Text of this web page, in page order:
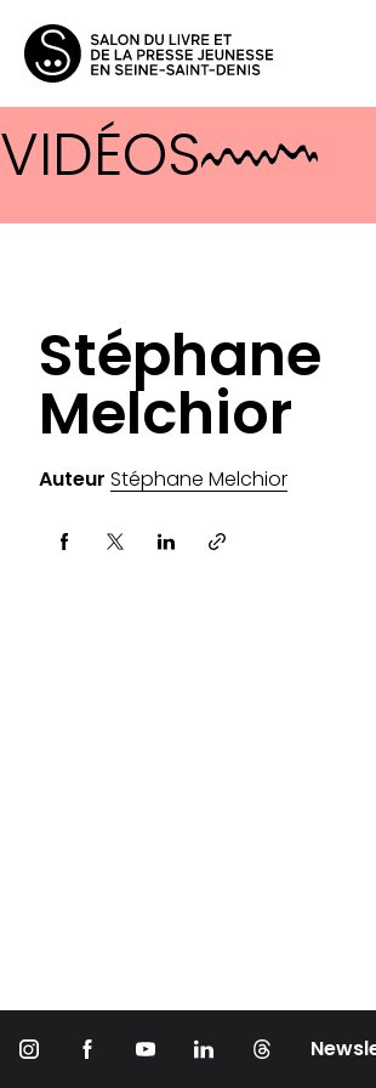
VIDÉOS
Stéphane
Melchior
Auteur Stéphane Melchior
Partager via